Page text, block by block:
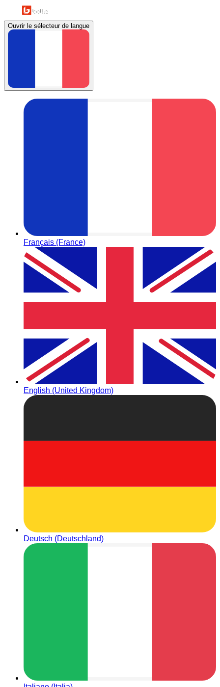
Ouvrir le sélecteur de langue
Français (France)
English (United Kingdom)
Deutsch (Deutschland)